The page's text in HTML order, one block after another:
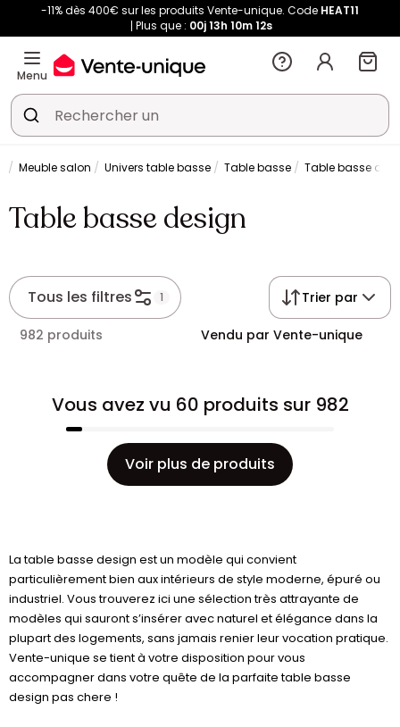
-11% dès 400€ sur les produits Vente-unique. Code HEAT11
Plus que : 00j13h 10m12s
Menu
Meuble salon Univers table basse Table basse Table basse
Table basse design
Tous les filtres 1 Trier par
982 produits Vendu par Vente-unique
Vous avez vu 60 produits sur 982
Voir plus de produits
La table basse design est un modèle qui convient
particulièrement bien aux intérieurs de style moderne, épuré ou
industriel. Vous trouverez ici une sélection très attrayante de
modèles qui sauront s’insérer avec naturel et élégance dans la
plupart des logements, sans jamais renier leur vocation pratique.
Vente-unique se tient à votre disposition pour vous
accompagner dans votre quête de la parfaite table basse
design pas chere !